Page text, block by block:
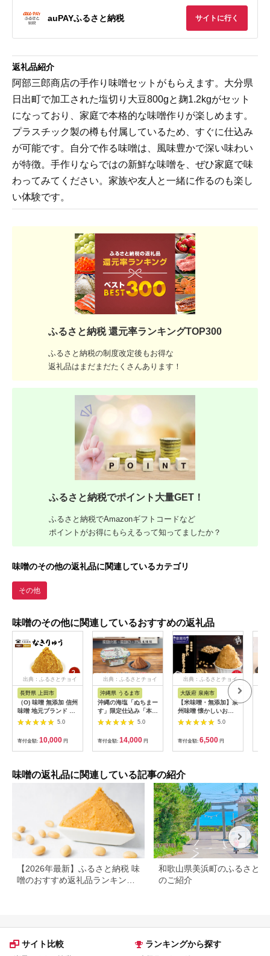
auPAYふるさと納税 サイトに行く
返礼品紹介
阿部三郎商店の手作り味噌セットがもらえます。大分県
日出町で加工された塩切り大豆800gと麹1.2kgがセット
になっており、家庭で本格的な味噌作りが楽しめます。
プラスチック製の樽も付属しているため、すぐに仕込み
が可能です。自分で作る味噌は、風味豊かで深い味わい
が特徴。手作りならではの新鮮な味噌を、ぜひ家庭で味
わってみてください。家族や友人と一緒に作るのも楽し
い体験です。
ふるさと納税 還元率ランキングTOP300
ふるさと納税の制度改定後もお得な
返礼品はまだまだたくさんあります！
ふるさと納税でポイント大量GET！
ふるさと納税でAmazonギフトコードなど
ポイントがお得にもらえるって知ってましたか？
味噌のその他の返礼品に関連しているカテゴリ
その他
味噌のその他に関連しているおすすめの返礼品
出典：ふるさとチョイ
長野県 上田市
（O) 味噌 無添加 信州
味噌 地元ブランド 奏
龍みそ～なきりゅう～
2kg みそ バランスの
良い中甘口 米味噌 米
みそ ミソ 信州 奏龍
信州みそ 長野県 長野
付け 味噌汁 国産原料
株式会社大桂商店
5.0
寄付金額: 10,000 円
出典：ふるさとチョイ
沖縄県 うるま市
沖縄の海塩「ぬちまー
す」限定仕込み「本格
みそ」×２個セット
5.0
寄付金額: 14,000 円
出典：ふるさとチョイ
大阪府 泉南市
【米味噌・無添加】泉
州味噌 懐かしいおば
あちゃんの味
1Kg【006E-005】
5.0
寄付金額: 6,500 円
味噌の返礼品に関連している記事の紹介
【2026年最新】ふるさと納税 味
噌のおすすめ返礼品ランキング
和歌山県美浜町のふるさと納
のご紹介
サイト比較 ランキングから探す